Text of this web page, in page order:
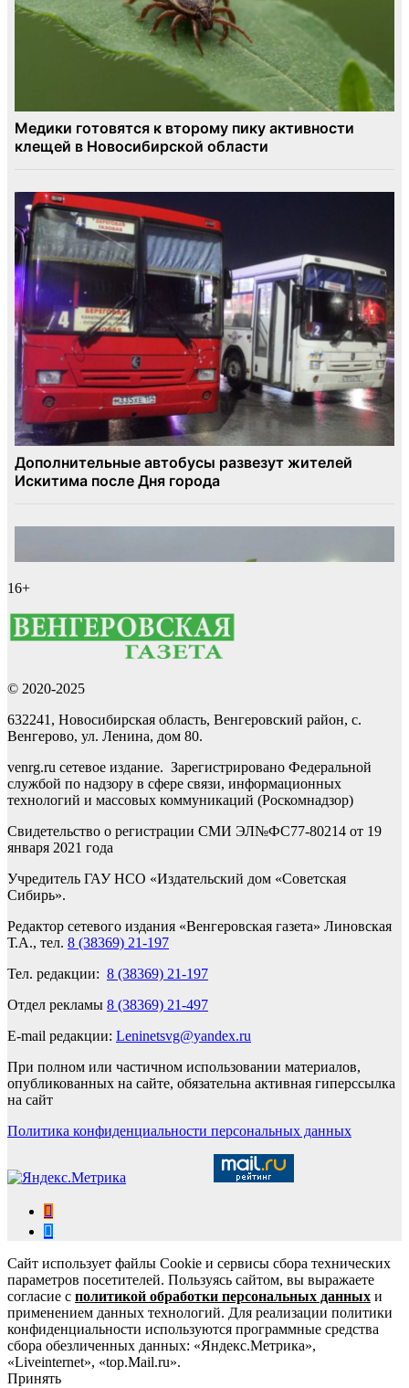
16+
© 2020-2025
632241, Новосибирская область, Венгеровский район, с.
Венгерово, ул. Ленина, дом 80.
venrg.ru сетевое издание. Зарегистрировано Федеральной
службой по надзору в сфере связи, информационных
технологий и массовых коммуникаций (Роскомнадзор)
Свидетельство о регистрации СМИ ЭЛ№ФС77-80214 от 19
января 2021 года
Учредитель ГАУ НСО «Издательский дом «Советская
Сибирь».
Редактор сетевого издания «Венгеровская газета» Линовская
Т.А., тел. 8 (38369) 21-197
Тел. редакции: 8 (38369) 21-197
Отдел рекламы 8 (38369) 21-497
E-mail редакции: Leninetsvg@yandex.ru
При полном или частичном использовании материалов,
опубликованных на сайте, обязательна активная гиперссылка
на сайт
Политика конфиденциальности персональных данных
Сайт использует файлы Cookie и сервисы сбора технических
параметров посетителей. Пользуясь сайтом, вы выражаете
согласие с политикой обработки персональных данных и
применением данных технологий. Для реализации политики
конфиденциальности используются программные средства
сбора обезличенных данных: «Яндекс.Метрика»,
«Liveinternet», «top.Mail.ru».
Принять